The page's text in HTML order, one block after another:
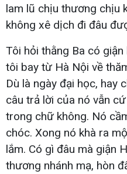
lam lũ chịu thương chịu
không xê dịch đi đâu
Tôi hỏi thằng Ba có
tôi bay từ Hà Nội về
Dù là ngày đại học, hay
câu trả lời của nó vẫn
trong chữ không. Nó
chóc. Xong nó khà ra
lắm. Có gì đâu mà giận
thương nhánh mạ, hòn